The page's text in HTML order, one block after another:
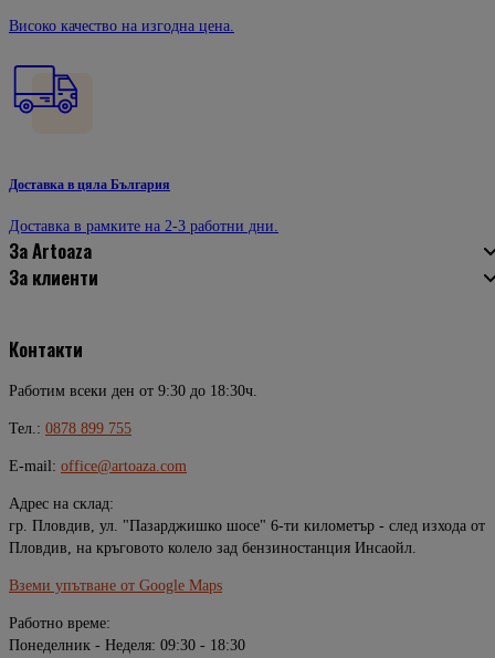
Високо качество на изгодна цена.
Доставка в цяла България
Доставка в рамките на 2-3 работни дни.
За Artoaza
За клиенти
Контакти
Работим всеки ден от 9:30 до 18:30ч.
Тел.: 0878 899 755
E-mail: office@artoaza.com
Адрес на склад:
гр. Пловдив, ул. "Пазарджишко шосе" 6-ти километър - след изхода от
Пловдив, на кръговото колело зад бензиностанция Инсаойл.
Вземи упътване от Google Maps
Работно време:
Понеделник - Неделя: 09:30 - 18:30